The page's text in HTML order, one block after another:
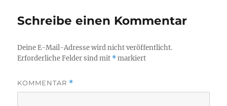
Schreibe einen Kommentar
Deine E-Mail-Adresse wird nicht veröffentlicht.
Erforderliche Felder sind mit *markiert
KOMMENTAR *